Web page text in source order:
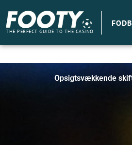
indholdet
THE PERFECT GUIDE TO THE CASINO
Opsigtsvækkende